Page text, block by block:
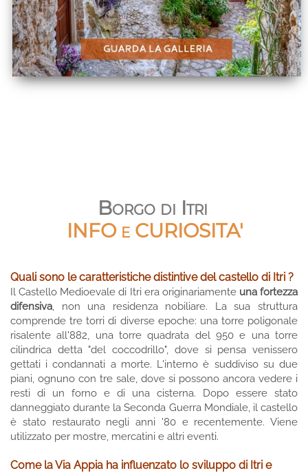
Borgo di Itri
INFO e CURIOSITA'
Quali sono le caratteristiche distintive del castello di Itri ?
Il Castello Medioevale di Itri era originariamente una fortezza
difensiva, non una residenza nobiliare. La sua struttura
comprende tre torri di diverse epoche: una torre poligonale
risalente all'882, una torre quadrata del 950 e una torre
cilindrica detta "del coccodrillo", dove si pensa venissero
gettati i condannati a morte. L'interno è suddiviso su due
piani, ognuno con tre sale, dove si possono ancora vedere i
resti di un forno e di una cisterna. Dopo essere stato
danneggiato durante la Seconda Guerra Mondiale, il castello
è stato restaurato negli anni '80 e recentemente. Viene
utilizzato per mostre, mercatini e altri eventi.
Come la Via Appia ha influenzato lo sviluppo di Itri e